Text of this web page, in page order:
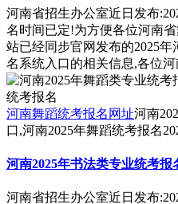
河南省招生办公室近日发布
名时间已定!为方便各位河南
站已经同步官网发布的2025
名系统入口的相关信息,各位
河南舞蹈统考报名网址河南
口,河南2025年舞蹈统考报名
河南2025年书法类专业统考报
河南省招生办公室近日发布